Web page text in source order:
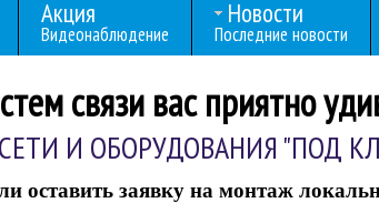
Акция
Видеонаблюдение
Новости
Последние новости
связи вас приятно
И ОБОРУДОВАНИЯ "ПОД
оставить заявку на монтаж